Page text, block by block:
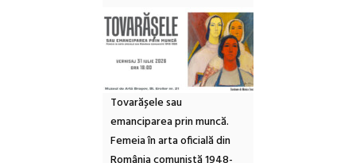
Tovarășele sau
emanciparea prin muncă.
Femeia în arta oficială din